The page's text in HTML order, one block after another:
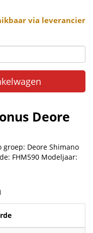
via leverancier
Deore
groep: Deore Shimano
FHM590 Modeljaar: